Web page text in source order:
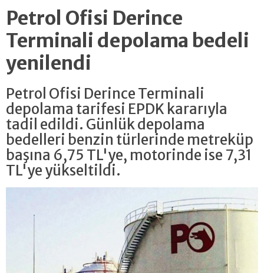
Petrol Ofisi Derince
Terminali depolama bedeli
yenilendi
Petrol Ofisi Derince Terminali
depolama tarifesi EPDK kararıyla
tadil edildi. Günlük depolama
bedelleri benzin türlerinde metreküp
başına 6,75 TL'ye, motorinde ise 7,31
TL'ye yükseltildi.